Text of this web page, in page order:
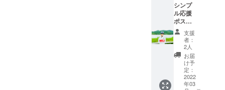
シンプ
ル応援
ポスト
カード
来人選
手本人
からの
メッ
セージ
動画 現
地から
支援
者：
2人
お届
け予
定：
2022
年03